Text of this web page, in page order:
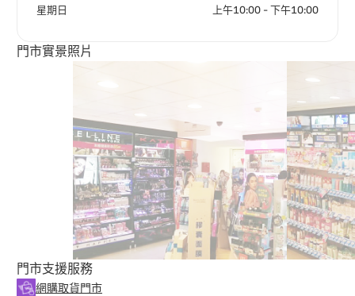
星期日 上午10:00 - 下午10:00
門市實景照片
門市支援服務
網購取貨門市